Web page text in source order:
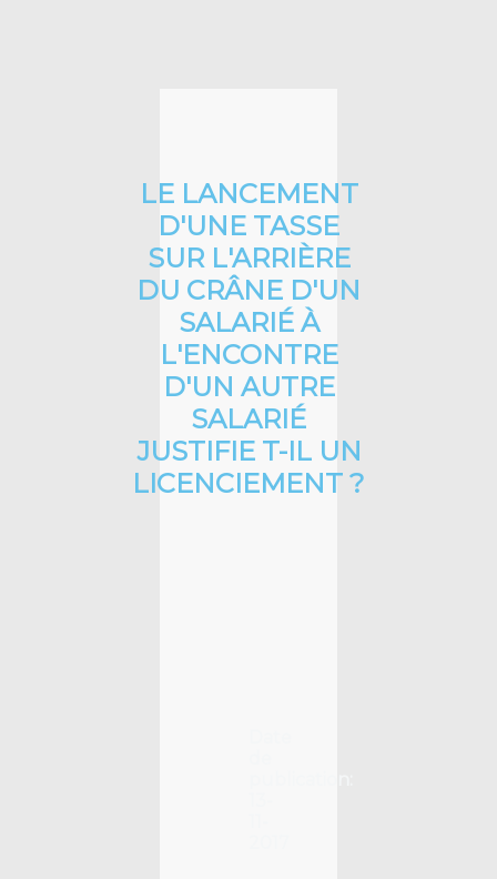
LE LANCEMENT
D'UNE TASSE
SUR L'ARRIÈRE
DU CRÂNE D'UN
SALARIÉ À
L'ENCONTRE
D'UN AUTRE
SALARIÉ
JUSTIFIE T-IL UN
LICENCIEMENT ?